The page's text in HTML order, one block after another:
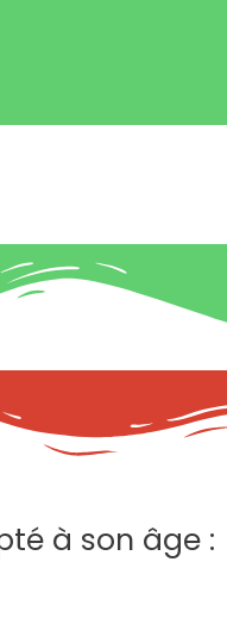
à son âge :